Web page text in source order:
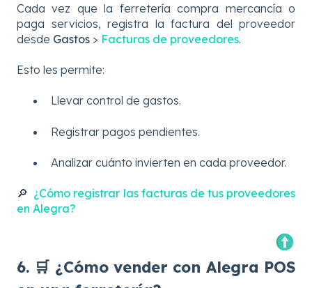
Cada vez que la ferretería compra mercancía o
paga servicios, registra la factura del proveedor
desde Gastos > Facturas de proveedores.
Esto les permite:
Llevar control de gastos.
Registrar pagos pendientes.
Analizar cuánto invierten en cada proveedor.
🔎 ¿Cómo registrar las facturas de tus proveedores
en Alegra?
6. 🛒 ¿Cómo vender con Alegra POS